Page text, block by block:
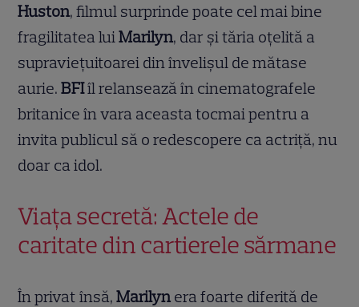
Huston, filmul surprinde poate cel mai bine
fragilitatea luiMarilyn, dar și tăria oțelită a
supraviețuitoarei din învelișul de mătase
aurie.BFIîl relansează în cinematografele
britanice în vara aceasta tocmai pentru a
invita publicul să o redescopere ca actriță, nu
doar ca idol.
Viața secretă: Actele de
caritate din cartierele sărmane
În privat însă,Marilyn era foarte diferită de